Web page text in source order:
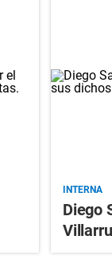
INTERNA
Diego